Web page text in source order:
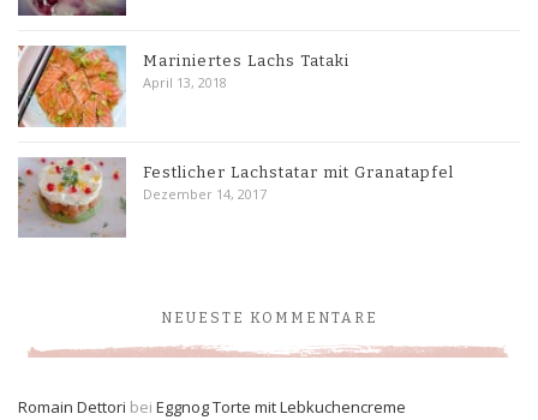
Mariniertes Lachs Tataki
April 13, 2018
Festlicher Lachstatar mit Granatapfel
Dezember 14, 2017
NEUESTE KOMMENTARE
Romain Dettori bei Eggnog Torte mit Lebkuchencreme